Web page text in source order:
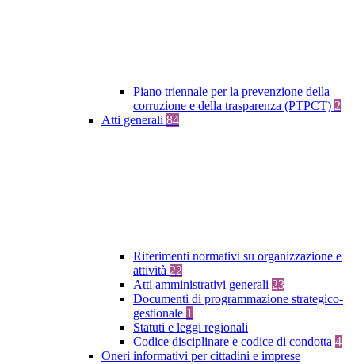
Piano triennale per la prevenzione della
corruzione e della trasparenza (PTPCT) 2
Atti generali 84
Riferimenti normativi su organizzazione e
attività 22
Atti amministrativi generali 23
Documenti di programmazione strategico-
gestionale 1
Statuti e leggi regionali
Codice disciplinare e codice di condotta 4
Oneri informativi per cittadini e imprese